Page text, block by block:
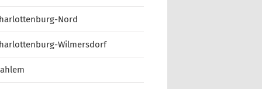
Nord
Wilmersdorf